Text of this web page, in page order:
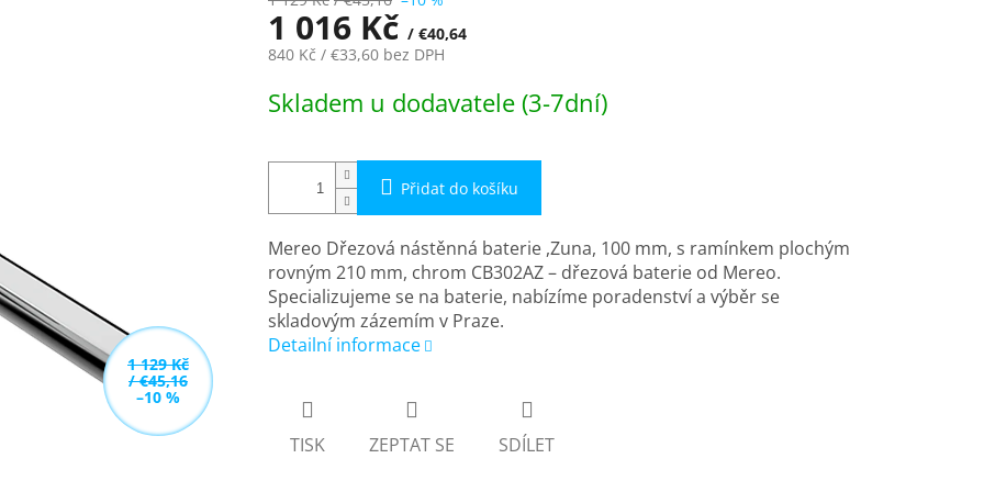
1 129 Kč
/ €45,16
–10 %
1 016 Kč / €40,64
840 Kč / €33,60 bez DPH
cena:
Skladem u dodavatele (3-7dní)
Přidat do košíku
Mereo Dřezová nástěnná baterie ,Zuna, 100 mm, s ramínkem plochým
rovným 210 mm, chrom CB302AZ – dřezová baterie od Mereo.
Specializujeme se na baterie, nabízíme poradenství a výběr se
skladovým zázemím v Praze.
Detailní informace
TISK ZEPTAT SE SDÍLET